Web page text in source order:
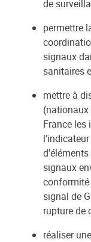
de
permettre
signaux
sanitaires
mettre à
France
signaux
conformité
signal de
rupture de
réaliser